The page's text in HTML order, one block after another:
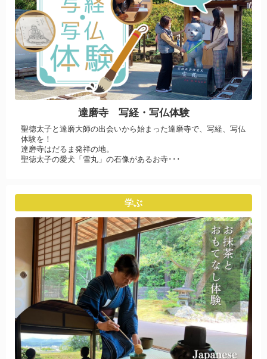
達磨寺 写経・写仏体験
聖徳太子と達磨大師の出会いから始まった達磨寺で、写経、写仏
体験を！
達磨寺はだるま発祥の地。
聖徳太子の愛犬「雪丸」の石像があるお寺･･･
学ぶ